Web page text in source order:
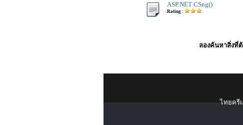
ASP.NET CSng()
Rating :
ลองค้นหาสิ่งที่ต้
ไทยครี